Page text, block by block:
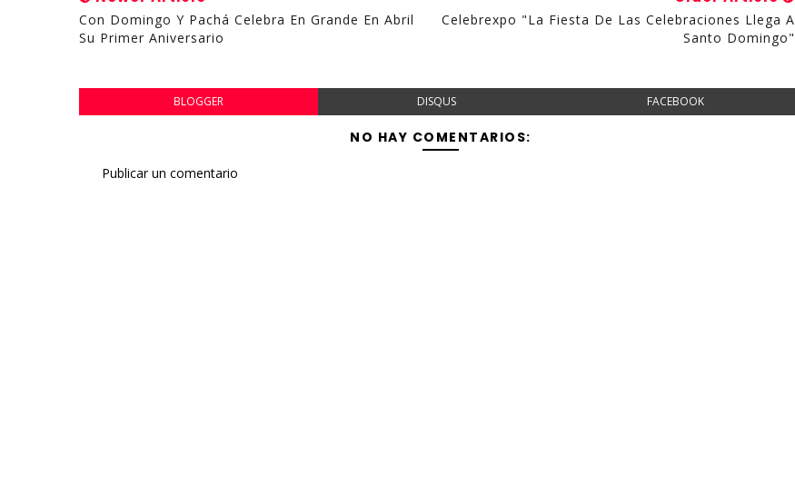
Con Domingo Y Pachá Celebra En Grande En Abril
Su Primer Aniversario
Celebrexpo "La Fiesta De Las Celebraciones Llega A
Santo Domingo"
BLOGGER DISQUS FACEBOOK
NO HAY COMENTARIOS:
Publicar un comentario